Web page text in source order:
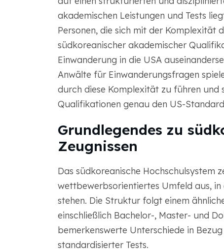
akademischen Leistungen und Tests
Personen, die sich mit der Komplexität
südkoreanischer akademischer
Einwanderung in die USA
Anwälte für Einwanderungsfragen
durch diese Komplexität zu führen und
Qualifikationen genau den US-
Grundlegendes zu
Zeugnissen
Das südkoreanische Hochschulsystem
wettbewerbsorientiertes Umfeld aus,
stehen. Die Struktur folgt einem
einschließlich Bachelor-, Master- und
bemerkenswerte Unterschiede in
standardisierter Tests.